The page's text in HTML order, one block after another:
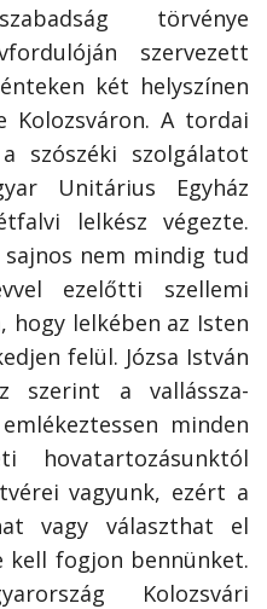
törvénye
szervezett
két helyszínen
Kolozsváron. A tordai
szószéki szolgálatot
Unitárius Egyház
lelkész végezte.
nem mindig tud
ezelőtti szellemi
hogy lelkében az Isten
felül. Józsa István
szerint a vallássza­
minden
hovatartozásunktól
vagyunk, ezért a
vagy választhat el
kell fogjon bennünket.
Kolozsvári